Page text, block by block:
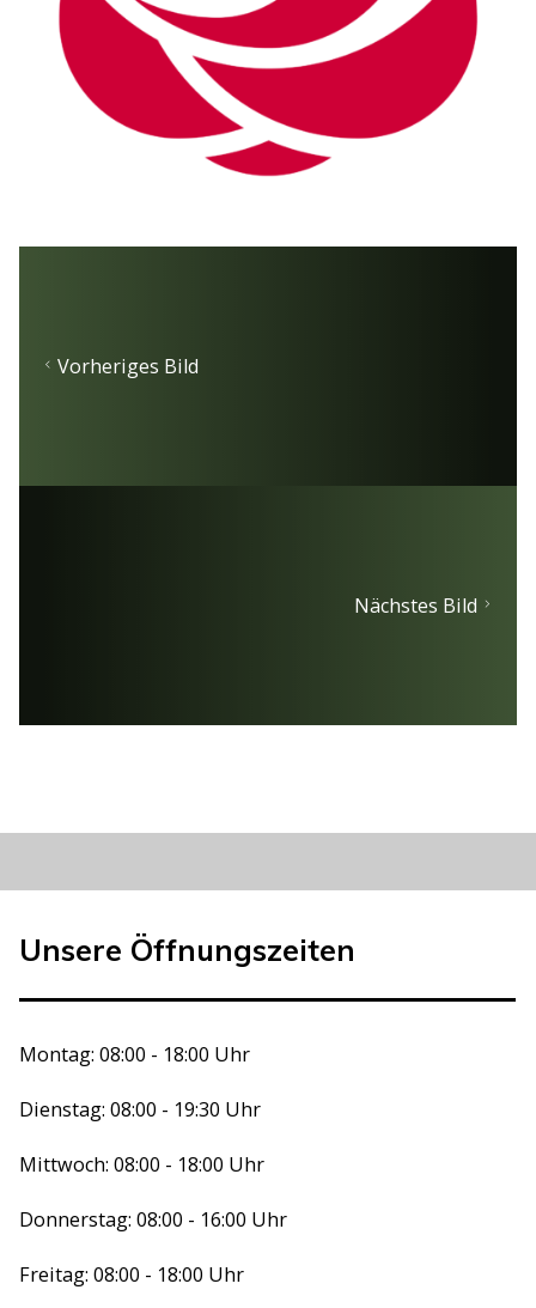
Vorheriges Bild
Nächstes Bild
Unsere Öffnungszeiten
Montag: 08:00 - 18:00 Uhr
Dienstag: 08:00 - 19:30 Uhr
Mittwoch: 08:00 - 18:00 Uhr
Donnerstag: 08:00 - 16:00 Uhr
Freitag: 08:00 - 18:00 Uhr